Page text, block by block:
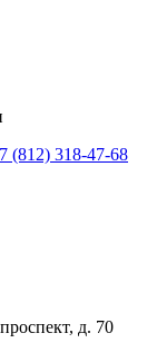
(812) 318-47-68
д. 70